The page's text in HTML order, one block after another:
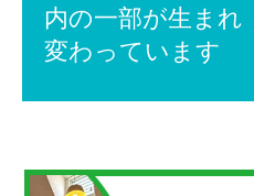
内の一部が生まれ
変わっています